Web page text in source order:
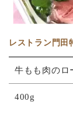
レストラン門田
牛もも肉のロ
400g